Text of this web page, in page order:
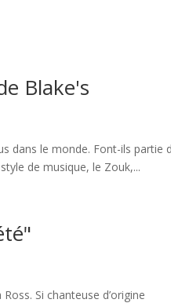
Blake's
dans le monde. Font-ils partie
de musique, le Zouk,...
Si chanteuse d’origine